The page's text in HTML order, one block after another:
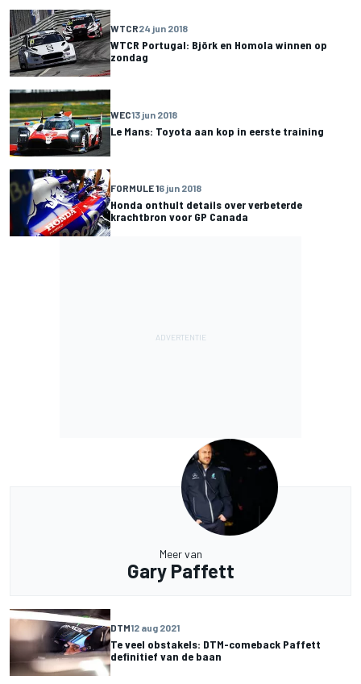
WTCR24 jun 2018
WTCR Portugal: Björk en Homola winnen op
zondag
WEC13 jun 2018
Le Mans: Toyota aan kop in eerste training
FORMULE 16 jun 2018
Honda onthult details over verbeterde
krachtbron voor GP Canada
Meer van
Gary Paffett
DTM12 aug 2021
Te veel obstakels: DTM-comeback Paffett
definitief van de baan